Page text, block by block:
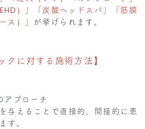
）」「炭酸ヘッドスパ」「筋膜
ス）」 が挙げられます。
クに対する施術方法】
アプローチ
与えることで直接的、間接的に患
す。